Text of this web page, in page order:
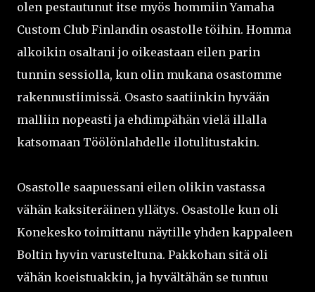
olen pestautunut itse myös hommiin Yamaha
Custom Club Finlandin osastolle töihin. Homma
alkoikin osaltani jo oikeastaan eilen parin
tunnin sessiolla, kun olin mukana osastomme
rakennustiimissä. Osasto saatiinkin hyvään
malliin nopeasti ja ehdimpähän vielä illalla
katsomaan Töölönlahdelle ilotulitustakin.
Osastolle saapuessani eilen olikin vastassa
vähän kaksiteräinen yllätys. Osastolle kun oli
Konekesko toimittanu näytille yhden kappaleen
Boltin hyvin varusteltuna. Pakkohan sitä oli
vähän koeistuakkin, ja hyvältähän se tuntuu